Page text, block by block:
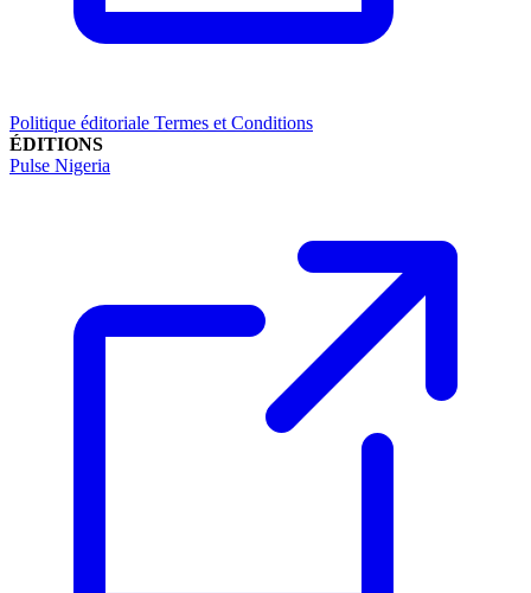
Politique éditoriale Termes et Conditions
ÉDITIONS
Pulse Nigeria